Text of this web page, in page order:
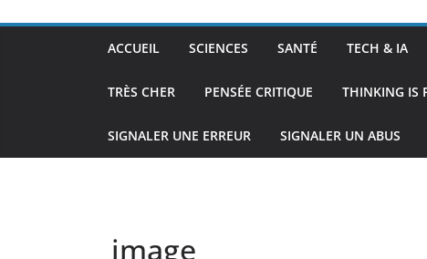
ACCUEIL SCIENCES SANTÉ TECH & IA
TRÈS CHER PENSÉE CRITIQUE THINKING IS
SIGNALER UNE ERREUR SIGNALER UN ABUS
image